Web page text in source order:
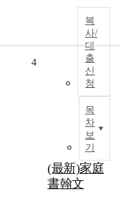
복
사/
대
출
신
청
목
차
보
기
4
(最新)家庭
書翰文